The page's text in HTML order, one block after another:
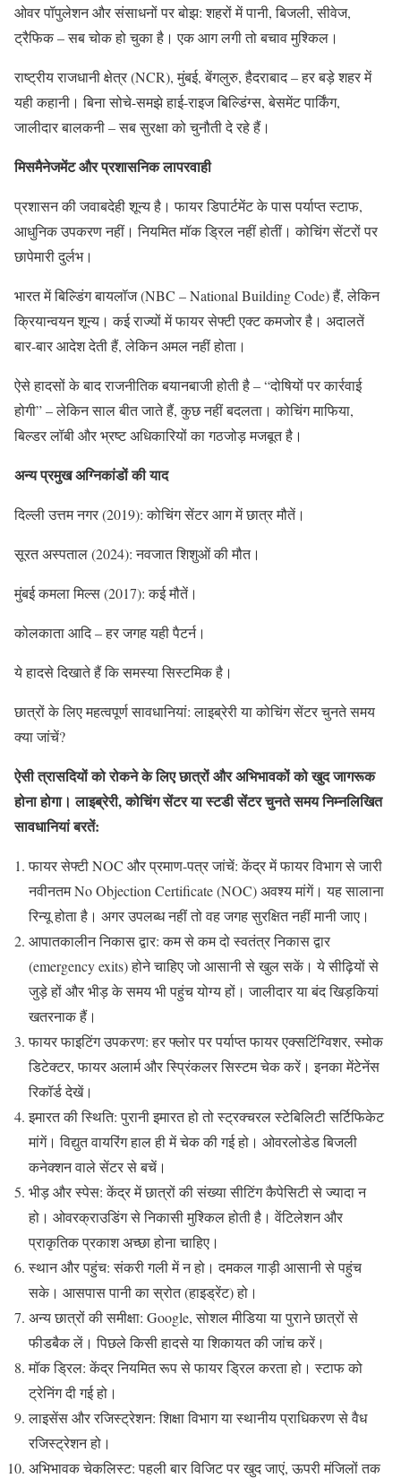
ओवर पॉपुलेशन और संसाधनों पर बोझ: शहरों में पानी, बिजली, सीवेज,
ट्रैफिक – सब चोक हो चुका है। एक आग लगी तो बचाव मुश्किल।
राष्ट्रीय राजधानी क्षेत्र (NCR), मुंबई, बेंगलुरु, हैदराबाद – हर बड़े शहर में
यही कहानी। बिना सोचे-समझे हाई-राइज बिल्डिंग्स, बेसमेंट पार्किंग,
जालीदार बालकनी – सब सुरक्षा को चुनौती दे रहे हैं।
मिसमैनेजमेंट और प्रशासनिक लापरवाही
प्रशासन की जवाबदेही शून्य है। फायर डिपार्टमेंट के पास पर्याप्त स्टाफ,
आधुनिक उपकरण नहीं। नियमित मॉक ड्रिल नहीं होतीं। कोचिंग सेंटरों पर
छापेमारी दुर्लभ।
भारत में बिल्डिंग बायलॉज (NBC – National Building Code) हैं, लेकिन
क्रियान्वयन शून्य। कई राज्यों में फायर सेफ्टी एक्ट कमजोर है। अदालतें
बार-बार आदेश देती हैं, लेकिन अमल नहीं होता।
ऐसे हादसों के बाद राजनीतिक बयानबाजी होती है – “दोषियों पर कार्रवाई
होगी” – लेकिन साल बीत जाते हैं, कुछ नहीं बदलता। कोचिंग माफिया,
बिल्डर लॉबी और भ्रष्ट अधिकारियों का गठजोड़ मजबूत है।
अन्य प्रमुख अग्निकांडों की याद
दिल्ली उत्तम नगर (2019): कोचिंग सेंटर आग में छात्र मौतें।
सूरत अस्पताल (2024): नवजात शिशुओं की मौत।
मुंबई कमला मिल्स (2017): कई मौतें।
कोलकाता आदि – हर जगह यही पैटर्न।
ये हादसे दिखाते हैं कि समस्या सिस्टमिक है।
छात्रों के लिए महत्वपूर्ण सावधानियां: लाइब्रेरी या कोचिंग सेंटर चुनते समय
क्या जांचें?
ऐसी त्रासदियों को रोकने के लिए छात्रों और अभिभावकों को खुद जागरूक
होना होगा। लाइब्रेरी, कोचिंग सेंटर या स्टडी सेंटर चुनते समय निम्नलिखित
सावधानियां बरतें:
फायर सेफ्टी NOC और प्रमाण-पत्र जांचें: केंद्र में फायर विभाग से जारी
नवीनतम No Objection Certificate (NOC) अवश्य मांगें। यह सालाना
रिन्यू होता है। अगर उपलब्ध नहीं तो वह जगह सुरक्षित नहीं मानी जाए।
आपातकालीन निकास द्वार: कम से कम दो स्वतंत्र निकास द्वार
(emergency exits) होने चाहिए जो आसानी से खुल सकें। ये सीढ़ियों से
जुड़े हों और भीड़ के समय भी पहुंच योग्य हों। जालीदार या बंद खिड़कियां
खतरनाक हैं।
फायर फाइटिंग उपकरण: हर फ्लोर पर पर्याप्त फायर एक्सटिंग्विशर, स्मोक
डिटेक्टर, फायर अलार्म और स्प्रिंकलर सिस्टम चेक करें। इनका मेंटेनेंस
रिकॉर्ड देखें।
इमारत की स्थिति: पुरानी इमारत हो तो स्ट्रक्चरल स्टेबिलिटी सर्टिफिकेट
मांगें। विद्युत वायरिंग हाल ही में चेक की गई हो। ओवरलोडेड बिजली
कनेक्शन वाले सेंटर से बचें।
भीड़ और स्पेस: केंद्र में छात्रों की संख्या सीटिंग कैपेसिटी से ज्यादा न
हो। ओवरक्राउडिंग से निकासी मुश्किल होती है। वेंटिलेशन और
प्राकृतिक प्रकाश अच्छा होना चाहिए।
स्थान और पहुंच: संकरी गली में न हो। दमकल गाड़ी आसानी से पहुंच
सके। आसपास पानी का स्रोत (हाइड्रेंट) हो।
अन्य छात्रों की समीक्षा: Google, सोशल मीडिया या पुराने छात्रों से
फीडबैक लें। पिछले किसी हादसे या शिकायत की जांच करें।
मॉक ड्रिल: केंद्र नियमित रूप से फायर ड्रिल करता हो। स्टाफ को
ट्रेनिंग दी गई हो।
लाइसेंस और रजिस्ट्रेशन: शिक्षा विभाग या स्थानीय प्राधिकरण से वैध
रजिस्ट्रेशन हो।
अभिभावक चेकलिस्ट: पहली बार विजिट पर खुद जाएं, ऊपरी मंजिलों तक